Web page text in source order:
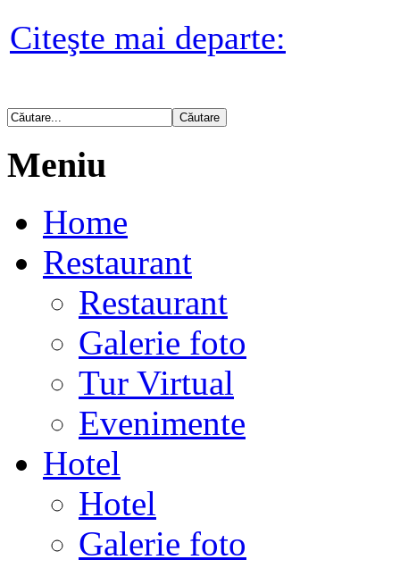
Citeşte mai departe:
Meniu
Home
Restaurant
Restaurant
Galerie foto
Tur Virtual
Evenimente
Hotel
Hotel
Galerie foto